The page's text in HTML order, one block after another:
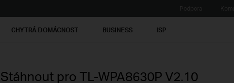
CHYTRÁ DOMÁCNOST BUSINESS ISP
Stáhnout pro TL-WPA8630P V2.10